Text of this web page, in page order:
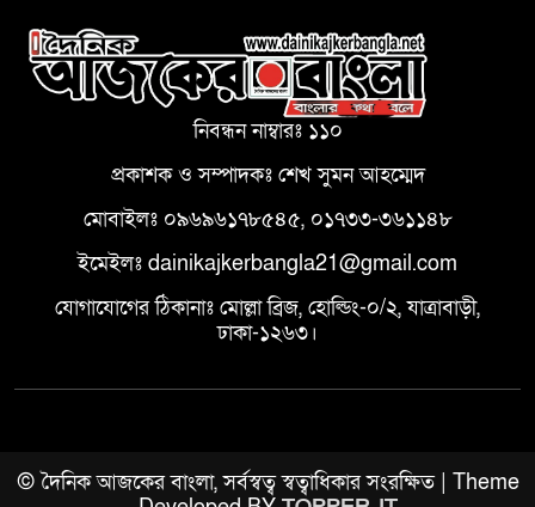
নিবন্ধন নাম্বারঃ ১১০
প্রকাশক ও সম্পাদকঃ শেখ সুমন আহম্মেদ
মোবাইলঃ ০৯৬৯৬১৭৮৫৪৫, ০১৭৩৩-৩৬১১৪৮
ইমেইলঃ dainikajkerbangla21@gmail.com
যোগাযোগের ঠিকানাঃ মোল্লা ব্রিজ, হোল্ডিং-০/২, যাত্রাবাড়ী,
ঢাকা-১২৬৩।
© দৈনিক আজকের বাংলা, সর্বস্বত্ব স্বত্বাধিকার সংরক্ষিত | Theme